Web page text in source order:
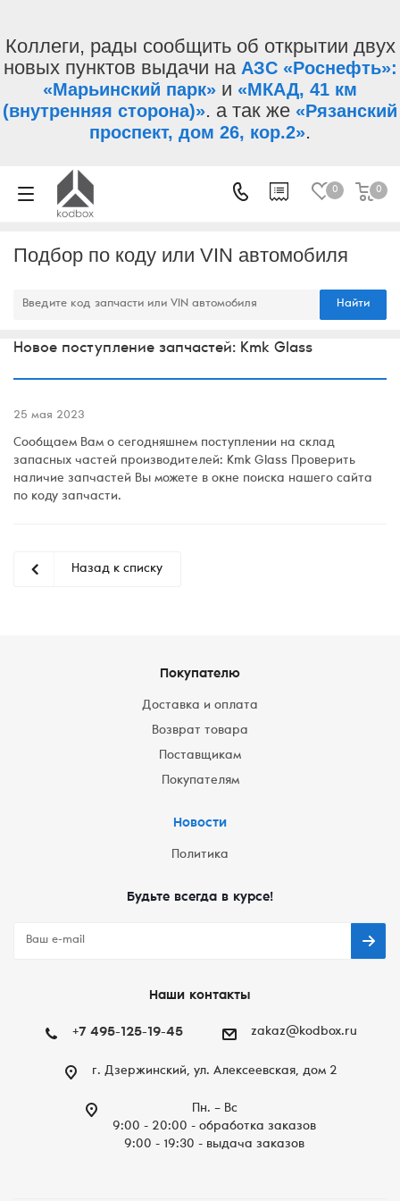
Коллеги, рады сообщить об открытии двух
новых пунктов выдачи на АЗС «Роснефть»:
«Марьинский парк» и «МКАД, 41 км
(внутренняя сторона)». а так же «Рязанский
проспект, дом 26, кор.2».
0 0
Подбор по коду или VIN автомобиля
Найти
Новое поступление запчастей: Kmk Glass
25 мая 2023
Сообщаем Вам о сегодняшнем поступлении на склад
запасных частей производителей: Kmk Glass Проверить
наличие запчастей Вы можете в окне поиска нашего сайта
по коду запчасти.
Назад к списку
Покупателю
Доставка и оплата
Возврат товара
Поставщикам
Покупателям
Новости
Политика
Будьте всегда в курсе!
Наши контакты
+7 495-125-19-45 zakaz@kodbox.ru
г. Дзержинский, ул. Алексеевская, дом 2
Пн. – Вc
9:00 - 20:00 - обработка заказов
9:00 - 19:30 - выдача заказов